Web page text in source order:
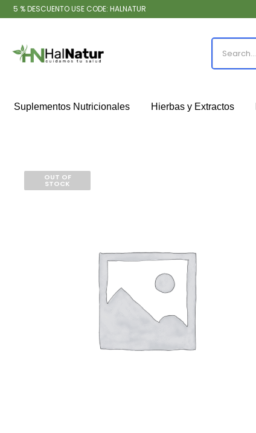
5 % DESCUENTO USE CODE: HALNATUR
Suplementos Nutricionales Hierbas y Extractos
OUT OF
STOCK